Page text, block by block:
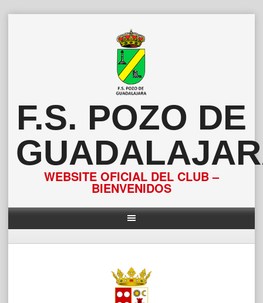
F.S. POZO DE
WEBSITE OFICIAL DEL CLUB –
BIENVENIDOS